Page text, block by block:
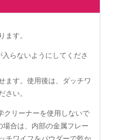
ます。
らないようにしてくださ
ます。使用後は、ダッチワ
さい。
クリーナーを使用しないで
場合は、内部の金属フレー